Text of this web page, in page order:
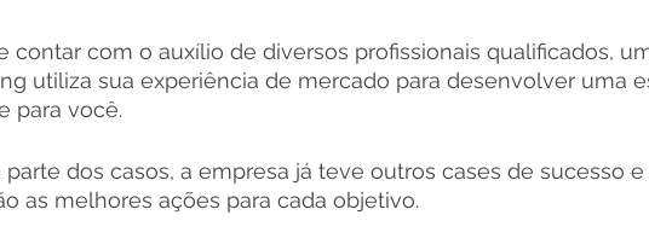
contar com o auxílio de diversos profissionais qualificados,
utiliza sua experiência de mercado para desenvolver uma
para você.
parte dos casos, a empresa já teve outros cases de sucesso
as melhores ações para cada objetivo.